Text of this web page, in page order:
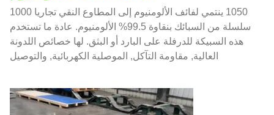
1050 ينتمي لفائف الألومنيوم إلى المطاوع النقي تجاريا 1000
سلسلة من السبائك بنقاوة 99.5% الألومنيوم. عادة ما تستخدم
هذه السبيكة للدرفلة على البارد أو البثق. لها خصائص اللدونة
العالية, مقاومة التآكل, الموصلية الكهربائية, والتوصيل